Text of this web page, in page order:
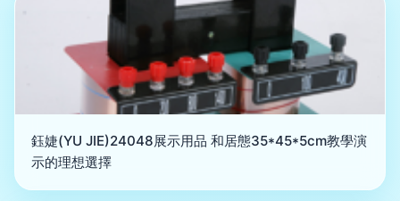
鈺婕(YU JIE)24048展示用品 和居態35*45*5cm教學演
示的理想選擇